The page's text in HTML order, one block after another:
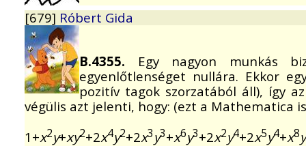
[679] Róbert Gida
B.4355. Egy nagyon munkás
egyenlőtlenséget nullára. Ekkor
pozitív tagok szorzatából áll), így
végülis azt jelenti, hogy: (ezt a Mathematica
1+x2y+xy2+2x4y2+2x3y3+x6y3+2x2y4+2x5y4+x8y